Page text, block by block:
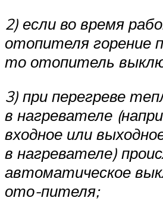
2) если во время
отопителя горение
то отопитель
3) при перегреве
в нагревателе
входное или
в нагревателе)
автоматическое
ото-пителя;